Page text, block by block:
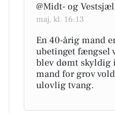
@Midt- og
maj, kl. 16:13
En 40-årig mand
ubetinget fængsel
blev dømt skyldig
mand for grov
ulovlig tvang.